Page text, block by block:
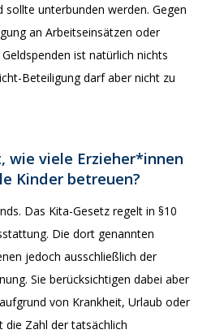
sollte unterbunden werden. Gegen
an Arbeitseinsätzen oder
ist natürlich nichts
Beteiligung darf aber nicht zu
wie viele Erzieher*innen
Kinder betreuen?
Das Kita-Gesetz regelt in §10
Die dort genannten
jedoch ausschließlich der
Sie berücksichtigen dabei aber
von Krankheit, Urlaub oder
die Zahl der tatsächlich